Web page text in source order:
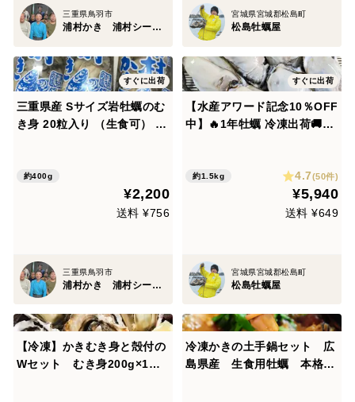
三重県鳥羽市
浦村かき 浦村シーファーム
宮城県宮城郡松島町
松島牡蠣屋
すぐに出荷
三重県産 Sサイズ岩牡蠣のむ
き身 20粒入り （生食可） 濃
約400g
¥2,200
送料 ¥756
三重県鳥羽市
浦村かき 浦村シーファーム
すぐに出荷
【水産アワード記念10％OFF
中】🔥1年牡蠣 冷凍出荷🚚1.
牡蠣 冷凍牡蠣🍳加熱用にも使
用可能！🏝️松島牡蠣屋 牡蛎
約1.5kg 4.7(50件)
¥5,940
送料 ¥649
宮城県宮城郡松島町
松島牡蠣屋
【冷凍】かきむき身と殻付の
Wセット むき身200g×1
冷凍かきの土手鍋セット 広
島県産 生食用牡蠣 本格的